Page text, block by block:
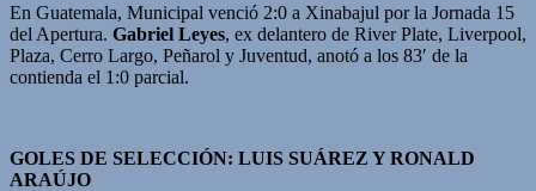
En Guatemala, Municipal venció 2:0 a Xinabajul por la Jornada 15
del Apertura. Gabriel Leyes, ex delantero de River Plate, Liverpool,
Plaza, Cerro Largo, Peñarol y Juventud, anotó a los 83′ de la
contienda el 1:0 parcial.
GOLES DE SELECCIÓN: LUIS SUÁREZ Y RONALD
ARAÚJO